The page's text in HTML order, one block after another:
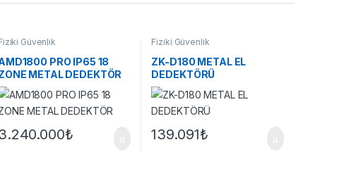
Güvenlik
PRO IP65 18
METAL DEDEKTÖR
₺
Fiziki Güvenlik
ZK-D180 METAL EL
DEDEKTÖRÜ
139.091₺